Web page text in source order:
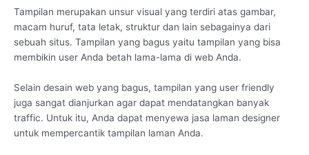
Tampilan merupakan unsur visual yang terdiri atas gambar,
macam huruf, tata letak, struktur dan lain sebagainya dari
sebuah situs. Tampilan yang bagus yaitu tampilan yang bisa
membikin user Anda betah lama-lama di web Anda.
Selain desain web yang bagus, tampilan yang user friendly
juga sangat dianjurkan agar dapat mendatangkan banyak
traffic. Untuk itu, Anda dapat menyewa jasa laman designer
untuk mempercantik tampilan laman Anda.